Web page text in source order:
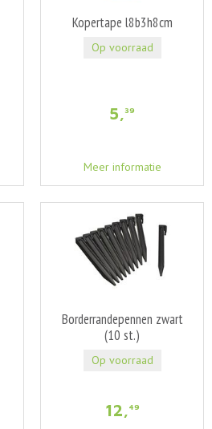
Kopertape l8b3h8cm
5,39
Meer informatie
Op voorraad
Borderrandepennen zwart
(10 st.)
12,49
Op voorraad